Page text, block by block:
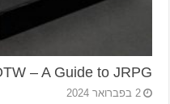
– A Guide to JRPG
2 בפברואר 2024